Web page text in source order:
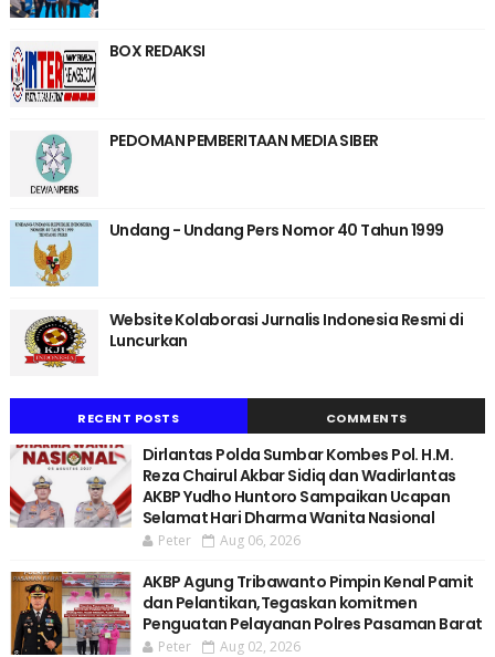
BOX REDAKSI
PEDOMAN PEMBERITAAN MEDIA SIBER
Undang - Undang Pers Nomor 40 Tahun 1999
Website Kolaborasi Jurnalis Indonesia Resmi di
Luncurkan
RECENT POSTS COMMENTS
Dirlantas Polda Sumbar Kombes Pol. H.M.
Reza Chairul Akbar Sidiq dan Wadirlantas
AKBP Yudho Huntoro Sampaikan Ucapan
Selamat Hari Dharma Wanita Nasional
Peter Aug 06, 2026
AKBP Agung Tribawanto Pimpin Kenal Pamit
dan Pelantikan,Tegaskan komitmen
Penguatan Pelayanan Polres Pasaman Barat
Peter Aug 02, 2026